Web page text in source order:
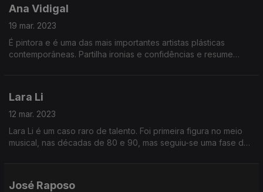
Ana Vidigal
19 mar. 2023
É pintora e é uma das mais importantes artistas plásticas
contemporâneas. Partilha ironias e confidências e resume
Lara Li
12 mar. 2023
Lara Li é um caso raro de talento. Foi primeira figura no meio
musical, nas décadas de 80 e 90, mas seguiu-se uma fase de
José Raposo